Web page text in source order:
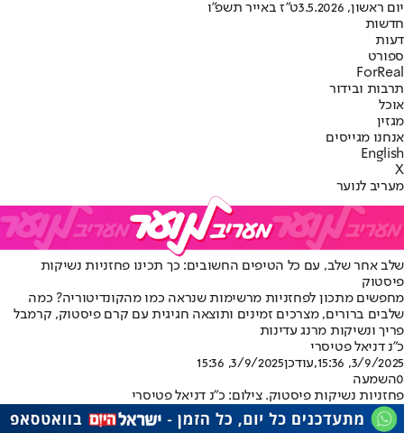
יום ראשון, 3.5.2026
ט"ז באייר תשפ"ו
חדשות
דעות
ספורט
ForReal
תרבות ובידור
אוכל
מגזין
אנחנו מגייסים
English
X
מעריב לנוער
שלב אחר שלב, עם כל הטיפים החשובים: כך תכינו פחזניות נשיקות
פיסטוק
מחפשים מתכון לפחזניות מרשימות שנראה כמו מהקונדיטוריה? כמה
שלבים ברורים, מצרכים זמינים ותוצאה חגיגית עם קרם פיסטוק, קרמבל
פריך ונשיקות מרנג עדינות
כ״נ דניאל פטיסרי
3/9/2025, 15:36
,עודכן3/9/2025, 15:36
0השמעה
פחזניות נשיקות פיסטוק. צילום: כ"נ דניאל פטיסרי